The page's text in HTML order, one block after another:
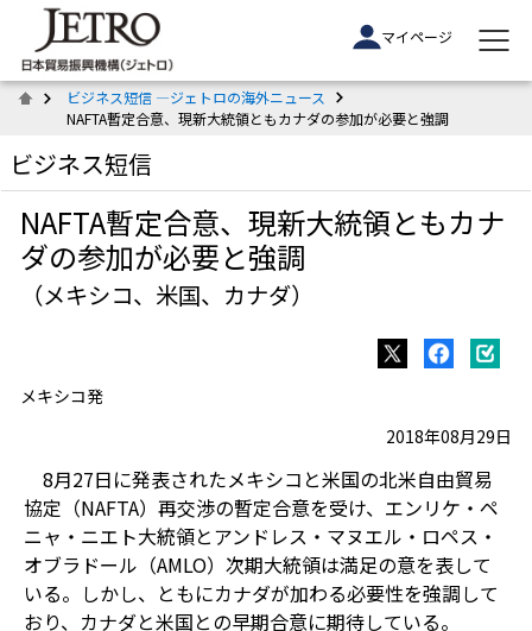
マイページ
ビジネス短信 ―ジェトロの海外ニュース
NAFTA暫定合意、現新大統領ともカナダの参加が必要と強調
ビジネス短信
NAFTA暫定合意、現新大統領ともカナ
ダの参加が必要と強調
（メキシコ、米国、カナダ）
メキシコ発
2018年08月29日
8月27日に発表されたメキシコと米国の北米自由貿易
協定（NAFTA）再交渉の暫定合意を受け、エンリケ・ペ
ニャ・ニエト大統領とアンドレス・マヌエル・ロペス・
オブラドール（AMLO）次期大統領は満足の意を表して
いる。しかし、ともにカナダが加わる必要性を強調して
おり、カナダと米国との早期合意に期待している。